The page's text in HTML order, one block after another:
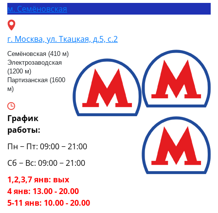
м. Семёновская
г. Москва, ул. Ткацкая, д.5, с.2
Семёновская (410 м)
Электрозаводская
(1200 м)
Партизанская (1600
м)
График
работы:
Пн − Пт: 09:00 − 21:00
Сб − Вс: 09:00 − 21:00
1,2,3,7 янв: вых
4 янв: 13.00 - 20.00
5-11 янв: 10.00 - 20.00